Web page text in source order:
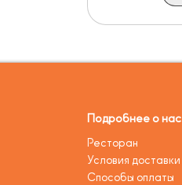
Подробнее о нас
Ресторан
Условия доставки
Способы оплаты